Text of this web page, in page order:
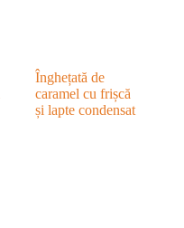
Înghețată de
caramel cu frișcă
și lapte condensat